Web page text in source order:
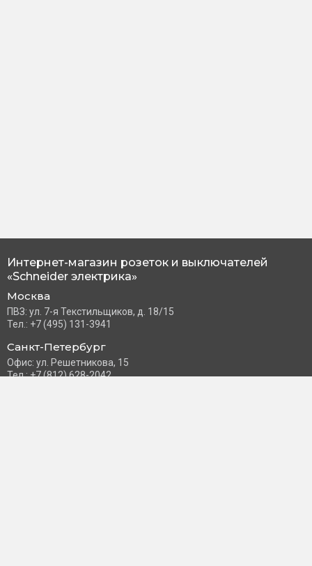
Интернет-магазин розеток и выключателей
«Schneider электрика»
Москва
ПВЗ: ул. 7-я Текстильщиков, д. 18/15
Тел.: +7 (495) 131-3941
Санкт-Петербург
Офис: ул. Решетникова, 15
Тел.: +7 (812) 628-2042